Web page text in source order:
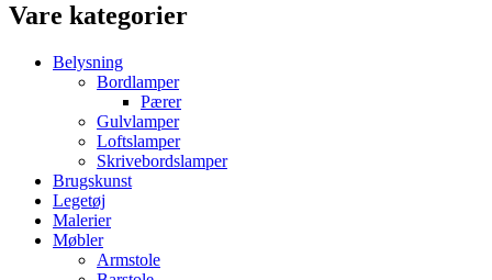
Vare kategorier
Belysning
Bordlamper
Pærer
Gulvlamper
Loftslamper
Skrivebordslamper
Brugskunst
Legetøj
Malerier
Møbler
Armstole